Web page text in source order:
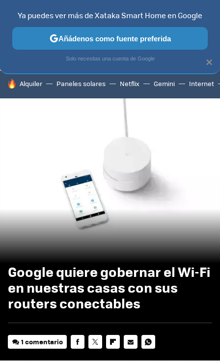
TELEVISORES CONTENIDOS SMART TV SELECCIÓN
HOY SE HABLA DE
Alquiler Paneles solares Netflix Gemini Internet
Google quiere gobernar el Wi-Fi
en nuestras casas con sus
routers conectables
1 comentario
×
Ya puedes ver más de Xataka Smart Home en Google
Añádenos como fuente preferida
Solo necesitas una cuenta de Google